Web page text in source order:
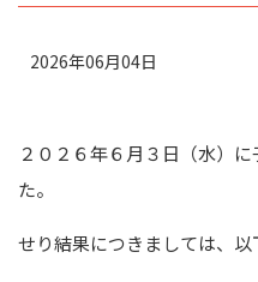
2026年06月04日
２０２６年６月３日（水）
た。
せり結果につきましては、以